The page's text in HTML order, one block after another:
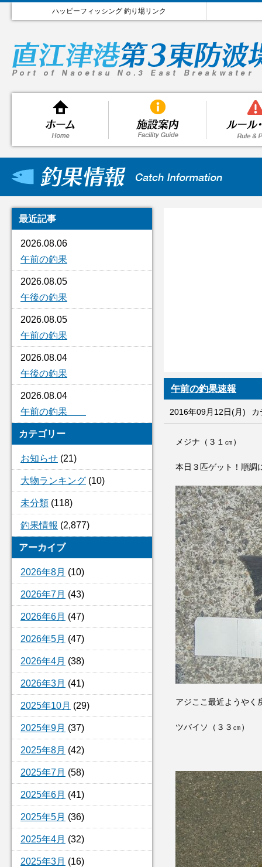
ハッピーフィッシング 釣り場リンク
最近記事
2026.08.06
午前の釣果
2026.08.05
午後の釣果
2026.08.05
午前の釣果
2026.08.04
午後の釣果
2026.08.04
午前の釣果
カテゴリー
お知らせ (21)
大物ランキング (10)
未分類 (118)
釣果情報 (2,877)
アーカイブ
2026年8月 (10)
2026年7月 (43)
2026年6月 (47)
2026年5月 (47)
2026年4月 (38)
2026年3月 (41)
2025年10月 (29)
2025年9月 (37)
2025年8月 (42)
2025年7月 (58)
2025年6月 (41)
2025年5月 (36)
2025年4月 (32)
2025年3月 (16)
午前の釣果速報
2016年09月12日(月) カ
メジナ（３１㎝）
本日３匹ゲット！順調
アジここ最近ようやく
ツバイソ（３３㎝）